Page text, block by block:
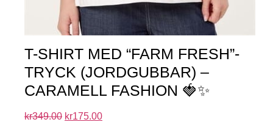
T-SHIRT MED “FARM FRESH”-
TRYCK (JORDGUBBAR) –
CARAMELL FASHION 🍓✨
kr349.00 kr175.00